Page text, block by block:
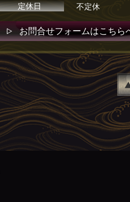
定休日
不定休
お問合せフォームはこちら